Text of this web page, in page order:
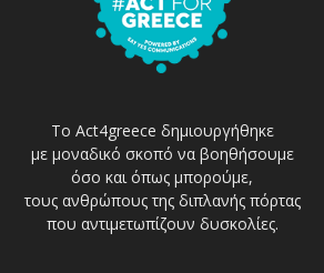
Το Act4greece δημιουργήθηκε
με μοναδικό σκοπό να βοηθήσουμε
όσο και όπως μπορούμε,
τους ανθρώπους της διπλανής πόρτας
που αντιμετωπίζουν δυσκολίες.